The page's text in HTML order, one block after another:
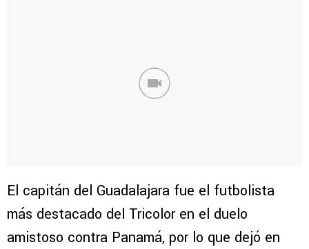
El capitán del Guadalajara fue el futbolista
más destacado del Tricolor en el duelo
amistoso contra Panamá, por lo que dejó en